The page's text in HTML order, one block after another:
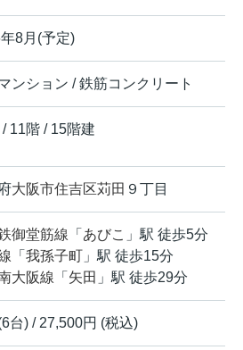
8月(予定)
ンション / 鉄筋コンクリート
11階 / 15階建
大阪市住吉区苅田 ９丁目
御堂筋線 「 あびこ 」駅 徒歩5分
「 我孫子町 」駅 徒歩15分
大阪線 「 矢田 」駅 徒歩29分
台) / 27,500円 (税込)